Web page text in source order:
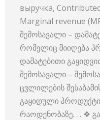
выручка,
Marginal revenue
შემოსავალი –
რომელიც მიიღება
დამატებითი
შემოსავალი –
ცვლილების
გაყიდული
რაოდენობაზე. . . ❖